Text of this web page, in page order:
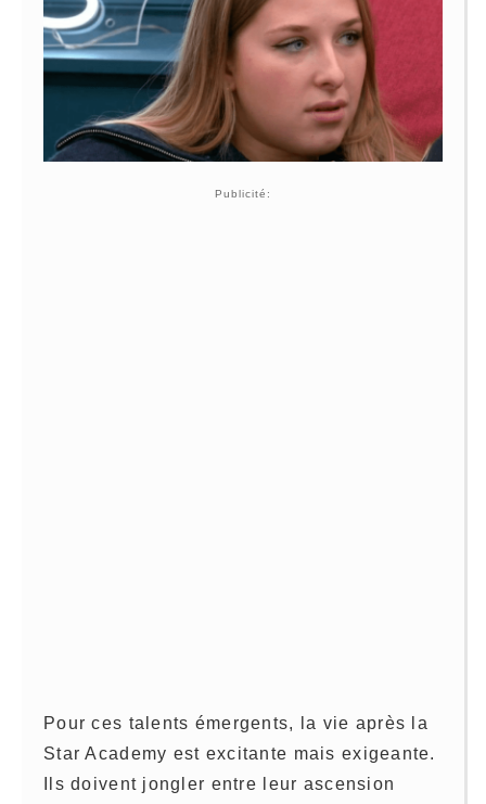
Publicité:
Pour ces talents émergents, la vie après la
Star Academy est excitante mais exigeante.
Ils doivent jongler entre leur ascension